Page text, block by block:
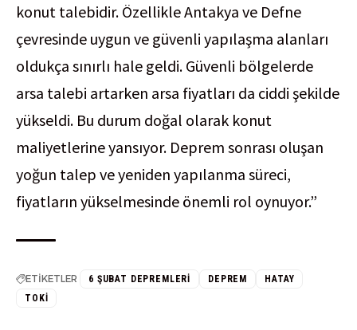
konut talebidir. Özellikle Antakya ve Defne
çevresinde uygun ve güvenli yapılaşma alanları
oldukça sınırlı hale geldi. Güvenli bölgelerde
arsa talebi artarken arsa fiyatları da ciddi şekilde
yükseldi. Bu durum doğal olarak konut
maliyetlerine yansıyor. Deprem sonrası oluşan
yoğun talep ve yeniden yapılanma süreci,
fiyatların yükselmesinde önemli rol oynuyor.”
ETİKETLER 6 ŞUBAT DEPREMLERI DEPREM
HATAY
TOKİ